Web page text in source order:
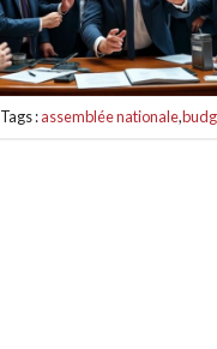
Tags :assemblée nationale,